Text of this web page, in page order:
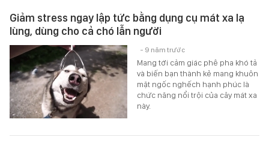
Giảm stress ngay lập tức bằng dụng cụ mát xa lạ
lùng, dùng cho cả chó lẫn người
Mang tới cảm giác phê pha khó tả
và biến bạn thành kẻ mang khuôn
mặt ngốc nghếch hạnh phúc là
chức năng nổi trội của cây mát xa
này.
- 9 năm trước